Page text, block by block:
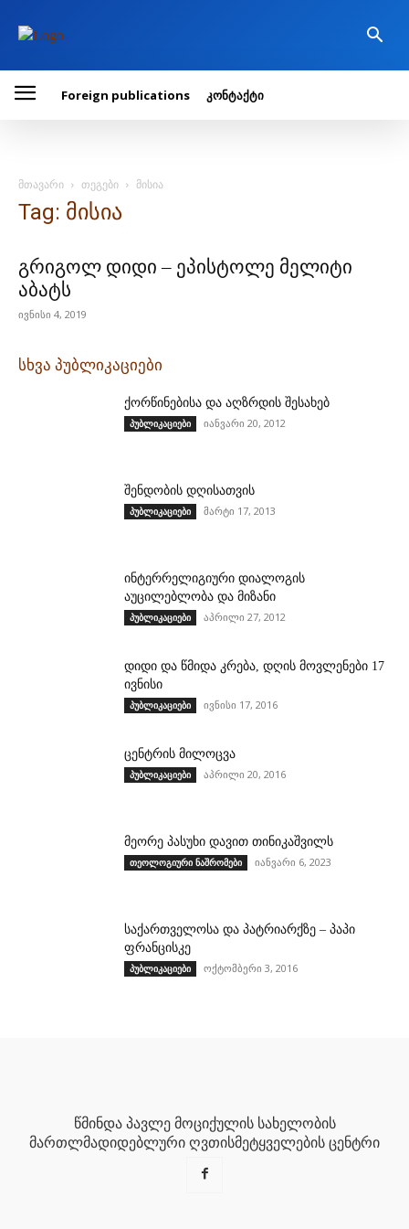
Foreign publications კონტაქტი
მთავარი თეგები მისია
Tag: მისია
გრიგოლ დიდი – ეპისტოლე მელიტი
აბატს
ივნისი 4, 2019
სხვა პუბლიკაციები
ქორწინებისა და აღზრდის შესახებ
პუბლიკაციები იანვარი 20, 2012
შენდობის დღისათვის
პუბლიკაციები მარტი 17, 2013
ინტერრელიგიური დიალოგის
აუცილებლობა და მიზანი
პუბლიკაციები აპრილი 27, 2012
დიდი და წმიდა კრება, დღის მოვლენები 17
ივნისი
პუბლიკაციები ივნისი 17, 2016
ცენტრის მილოცვა
პუბლიკაციები აპრილი 20, 2016
მეორე პასუხი დავით თინიკაშვილს
თეოლოგიური ნაშრომები იანვარი 6, 2023
საქართველოსა და პატრიარქზე – პაპი
ფრანცისკე
პუბლიკაციები ოქტომბერი 3, 2016
წმინდა პავლე მოციქულის სახელობის
მართლმადიდებლური ღვთისმეტყველების ცენტრი